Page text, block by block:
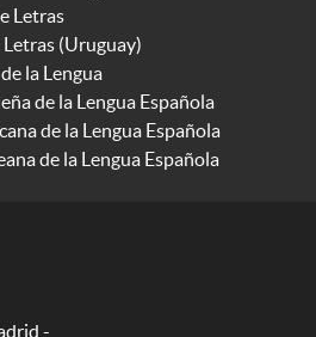
Letras
(Uruguay)
la Lengua
de la Lengua Española
de la Lengua Española
de la Lengua Española
-